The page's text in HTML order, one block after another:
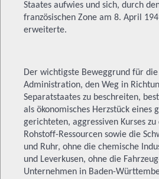
Staates aufwies und sich, durch
französischen Zone am 8. April
erweiterte.
Der wichtigste Beweggrund für
Administration, den Weg in
Separatstaates zu beschreiten,
als ökonomisches Herzstück eines
gerichteten, aggressiven Kurses
Rohstoff-Ressourcen sowie die
und Ruhr, ohne die chemische
und Leverkusen, ohne die
Unternehmen in Baden-